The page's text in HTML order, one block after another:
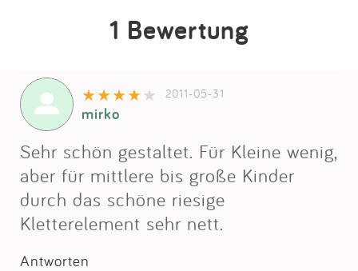
Eintragen
Partner
Kontakt
Impressum
1 Bewertung
2011-05-31
mirko
Sehr schön gestaltet. Für Kleine wenig,
aber für mittlere bis große Kinder
durch das schöne riesige
Kletterelement sehr nett.
Antworten